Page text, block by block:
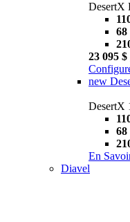
DesertX
23 095 $
new
DesertX
En
Diavel